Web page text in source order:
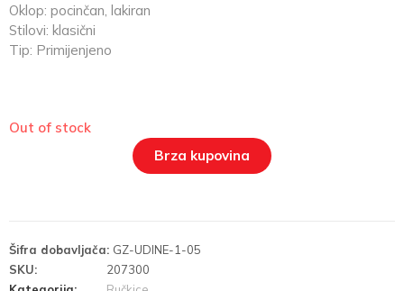
Oklop: pocinčan, lakiran
Stilovi: klasični
Tip: Primijenjeno
Out of stock
Brza kupovina
Šifra dobavljača: GZ-UDINE-1-05
SKU:
207300